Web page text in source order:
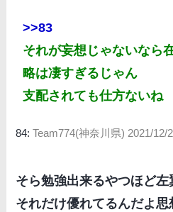
>>83
それが妄想じゃないなら
略は凄すぎるじゃん
支配されても仕方ないね
84:Team774(神奈川県) 2021/12/
そら勉強出来るやつほど
それだけ優れてるんだよ思